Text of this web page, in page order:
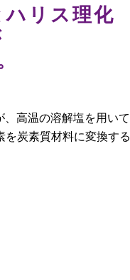
リス理化
高温の溶解塩を用いて
を炭素質材料に変換する